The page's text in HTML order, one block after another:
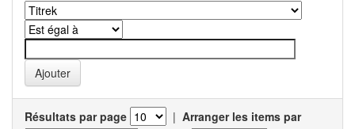
Résultats par page | Arranger les items par